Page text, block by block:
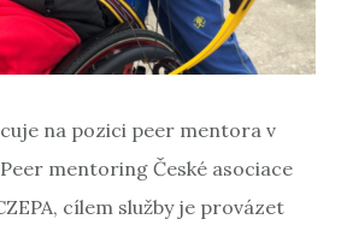
na pozici peer mentora v
mentoring České asociace
cílem služby je provázet